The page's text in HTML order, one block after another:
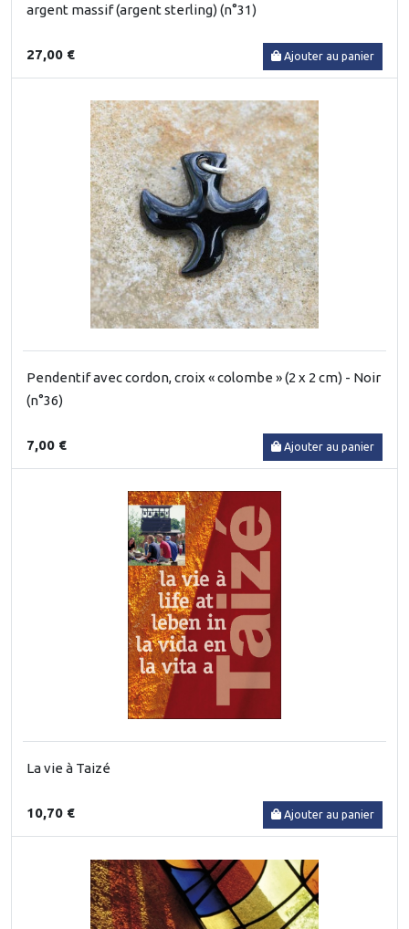
argent massif (argent sterling) (n°31)
27,00 € Ajouter au panier
Pendentif avec cordon, croix « colombe » (2 x 2 cm) - Noir
(n°36)
7,00 € Ajouter au panier
La vie à Taizé
10,70 € Ajouter au panier